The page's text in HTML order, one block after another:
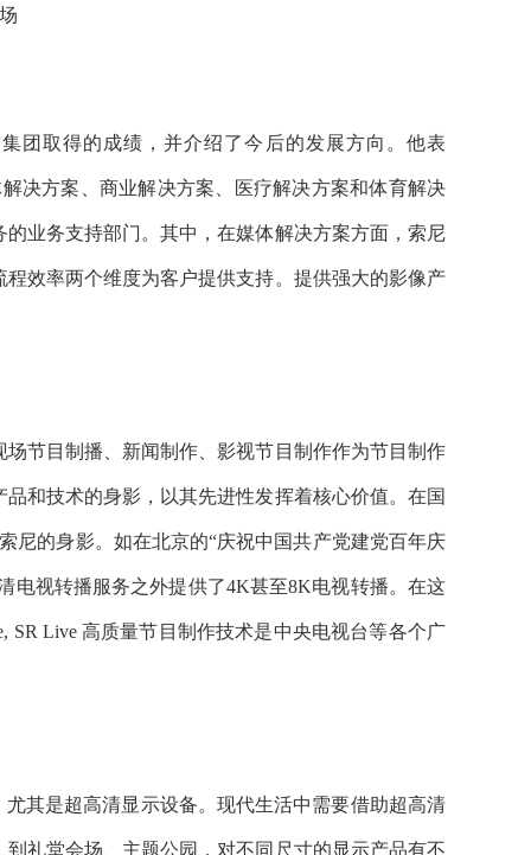
团取得的成绩，并介绍了今后的发展方向。他表
决方案、商业解决方案、医疗解决方案和体育解决
业务支持部门。其中，在媒体解决方案方面，索尼
效率两个维度为客户提供支持。提供强大的影像产
节目制播、新闻制作、影视节目制作作为节目制作
和技术的身影，以其先进性发挥着核心价值。在国
尼的身影。如在北京的“庆祝中国共产党建党百年庆
电视转播服务之外提供了4K甚至8K电视转播。在这
Live 高质量节目制作技术是中央电视台等各个广
其是超高清显示设备。现代生活中需要借助超高清
礼堂会场、主题公园，对不同尺寸的显示产品有不